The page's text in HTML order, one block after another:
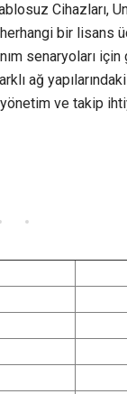
Cihazları,
bir lisans
senaryoları
ağ
ve takip